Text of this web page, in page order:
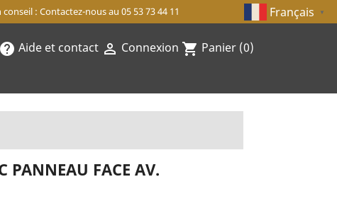
: Contactez-nous au 05 53 73 44 11 Français ▼
help Aide et contact  Connexion shopping_cart Panier (0)
PANNEAU FACE AV.